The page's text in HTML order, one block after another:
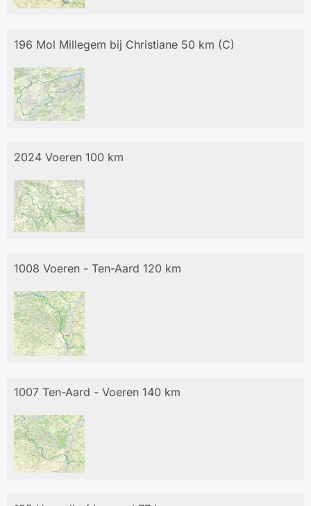
196 Mol Millegem bij Christiane 50 km (C)
2024 Voeren 100 km
1008 Voeren - Ten-Aard 120 km
1007 Ten-Aard - Voeren 140 km